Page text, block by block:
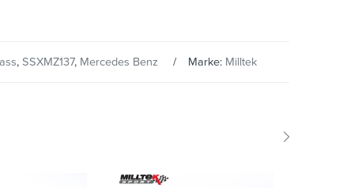
, SSXMZ137, Mercedes Benz Marke: Milltek